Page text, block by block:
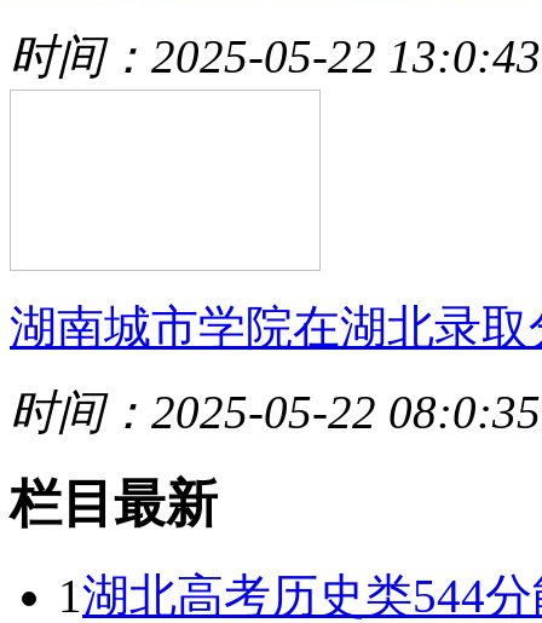
时间：2025-05-22 13:0:43
湖南城市学院在湖北录取
时间：2025-05-22 08:0:35
栏目最新
1湖北高考历史类544